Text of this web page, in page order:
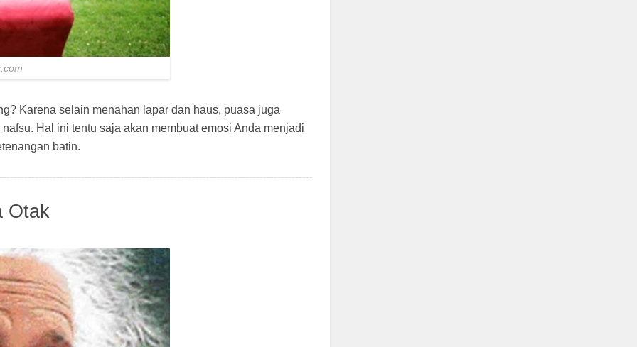
Karena selain menahan lapar dan haus, puasa juga
Hal ini tentu saja akan membuat emosi Anda menjadi
batin.
Otak